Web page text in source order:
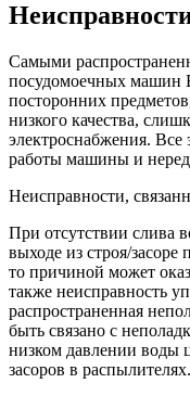
Самыми
посудомоечных машин
посторонних
низкого качества,
электроснабжения. Все
работы машины и
Неисправности,
При отсутствии слива
выходе из строя/
то причиной может
также неисправность
распространенная
быть связано с
низком давлении воды
засоров в распылителях.